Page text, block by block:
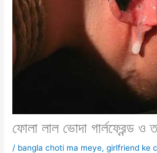
ফোলা লাল ভোদা গার্লফ্রেন্ড ও
/ bangla choti ma meye,girlfriend ke